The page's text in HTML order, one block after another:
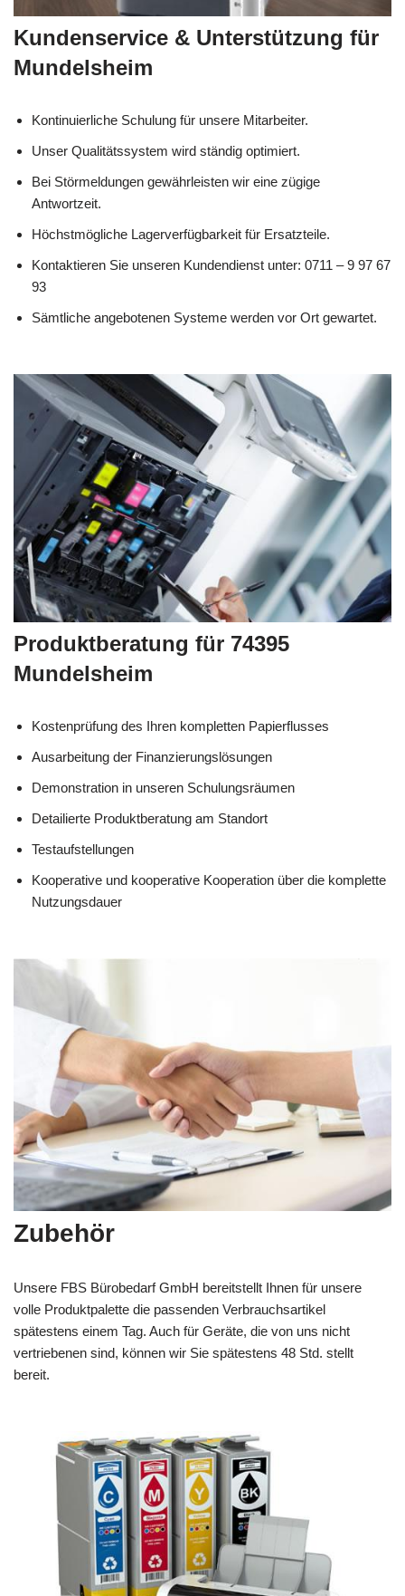
Kundenservice & Unterstützung für
Mundelsheim
Kontinuierliche Schulung für unsere Mitarbeiter.
Unser Qualitätssystem wird ständig optimiert.
Bei Störmeldungen gewährleisten wir eine zügige
Antwortzeit.
Höchstmögliche Lagerverfügbarkeit für Ersatzteile.
Kontaktieren Sie unseren Kundendienst unter: 0711 – 9 97 67
93
Sämtliche angebotenen Systeme werden vor Ort gewartet.
Produktberatung für 74395
Mundelsheim
Kostenprüfung des Ihren kompletten Papierflusses
Ausarbeitung der Finanzierungslösungen
Demonstration in unseren Schulungsräumen
Detailierte Produktberatung am Standort
Testaufstellungen
Kooperative und kooperative Kooperation über die komplette
Nutzungsdauer
Zubehör
Unsere FBS Bürobedarf GmbH bereitstellt Ihnen für unsere
volle Produktpalette die passenden Verbrauchsartikel
spätestens einem Tag. Auch für Geräte, die von uns nicht
vertriebenen sind, können wir Sie spätestens 48 Std. stellt
bereit.